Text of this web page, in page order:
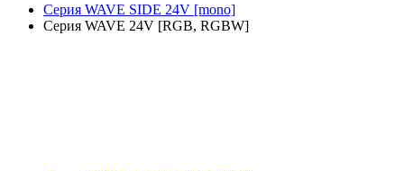
Серия WAVE SIDE 24V [mono]
Серия WAVE 24V [RGB, RGBW]